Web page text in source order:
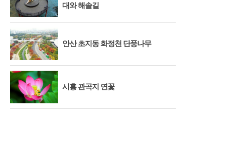
대와 해솔길
안산 초지동 화정천 단풍나무
시흥 관곡지 연꽃